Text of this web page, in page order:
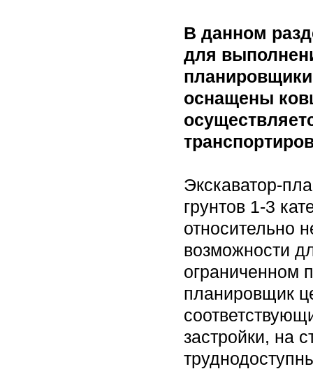
В данном
для
оснащены
Экскаватор-
грунтов 1-3
относительно
возможности
ограниченном
планировщик
застройки, на